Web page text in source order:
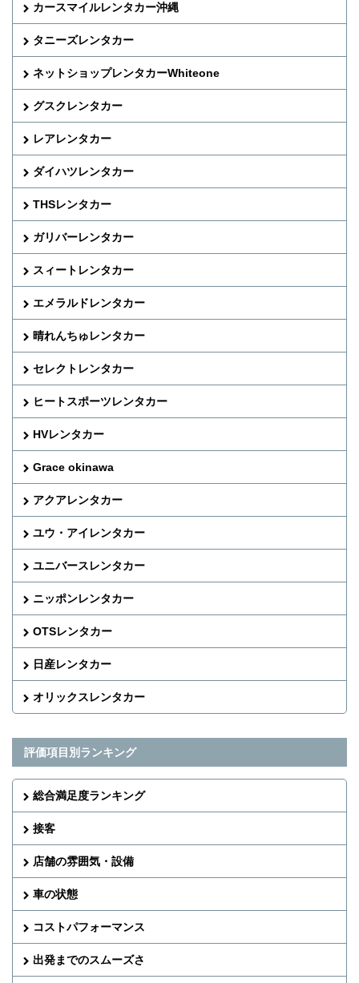
カースマイルレンタカー沖縄
タニーズレンタカー
ネットショップレンタカーWhiteone
グスクレンタカー
レアレンタカー
ダイハツレンタカー
THSレンタカー
ガリバーレンタカー
スィートレンタカー
エメラルドレンタカー
晴れんちゅレンタカー
セレクトレンタカー
ヒートスポーツレンタカー
HVレンタカー
Grace okinawa
アクアレンタカー
ユウ・アイレンタカー
ユニバースレンタカー
ニッポンレンタカー
OTSレンタカー
日産レンタカー
オリックスレンタカー
評価項目別ランキング
総合満足度ランキング
接客
店舗の雰囲気・設備
車の状態
コストパフォーマンス
出発までのスムーズさ